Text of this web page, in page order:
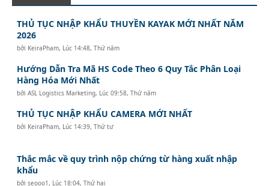
THỦ TỤC NHẬP KHẨU THUYỀN KAYAK MỚI NHẤT NĂM
2026
bởi KeiraPham, Lúc 14:48, Thứ năm
Hướng Dẫn Tra Mã HS Code Theo 6 Quy Tắc Phân Loại
Hàng Hóa Mới Nhất
bởiASL Logistics Marketing, Lúc 09:58, Thứ năm
THỦ TỤC NHẬP KHẨU CAMERA MỚI NHẤT
bởi KeiraPham, Lúc 14:39, Thứ tư
Thắc mắc về quy trình nộp chứng từ hàng xuất nhập
khẩu
bởiseooo1, Lúc 18:04, Thứ hai